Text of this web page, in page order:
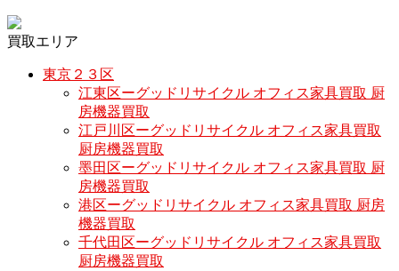
買取エリア
東京２３区
江東区ーグッドリサイクル オフィス家具買取 厨
房機器買取
江戸川区ーグッドリサイクル オフィス家具買取
厨房機器買取
墨田区ーグッドリサイクル オフィス家具買取 厨
房機器買取
港区ーグッドリサイクル オフィス家具買取 厨房
機器買取
千代田区ーグッドリサイクル オフィス家具買取
厨房機器買取